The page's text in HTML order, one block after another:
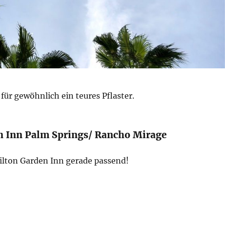
gewöhnlich ein teures Pflaster.
Inn Palm Springs/ Rancho Mirage
Garden Inn gerade passend!
Springs: Hilton Garden Inn Rancho Mirage – Erfahrung“